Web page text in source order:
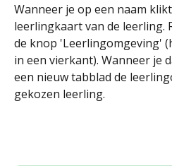
Wanneer je op een naam
leerlingkaart van de leerling.
de knop 'Leerlingomgeving'
in een vierkant). Wanneer je
een nieuw tabblad de
gekozen leerling.